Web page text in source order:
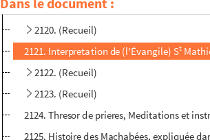
2119. Instruction familiere sur l'Eglise pour
2120. (Recueil)
2121. Interpretation de (l'Évangile) St
2122. (Recueil)
2123. (Recueil)
2124. Thresor de prieres, Meditations et
2125. Histoire des Machabées, expliquée